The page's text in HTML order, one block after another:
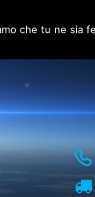
che tu ne sia